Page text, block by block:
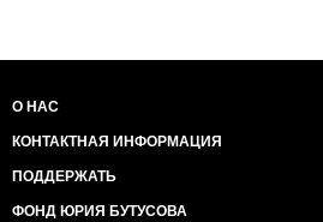
О НАС
КОНТАКТНАЯ ИНФОРМАЦИЯ
ПОДДЕРЖАТЬ
ФОНД ЮРИЯ БУТУСОВА